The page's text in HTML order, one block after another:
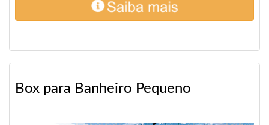
Box para Banheiro Pequeno